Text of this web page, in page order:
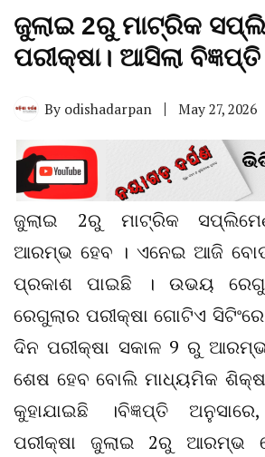
ଜୁଲାଇ 2ରୁ ମାଟ୍ରିକ
ପରୀକ୍ଷା। ଆସିଲା ବିଜ୍ଞପ୍ତି
By odishadarpan May 27, 2026
ଜୁଲାଇ 2ରୁ ମାଟ୍ରିକ
ଆରମ୍ଭ ହେବ । ଏନେଇ ଆଜି
ପ୍ରକାଶ ପାଇଛି । ଉଭୟ
ରେଗୁଲାର ପରୀକ୍ଷା ଗୋଟିଏ
ଦିନ ପରୀକ୍ଷା ସକାଳ 9 ରୁ
ଶେଷ ହେବ ବୋଲି ମାଧ୍ୟମିକ
କୁହାଯାଇଛି ।ବିଜ୍ଞପ୍ତି
ପରୀକ୍ଷା ଜୁଲାଇ 2ରୁ ଆରମ୍ଭ